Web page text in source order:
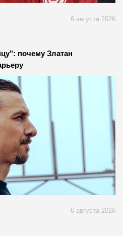
6 августа 2026
почему Златан
6 августа 2026